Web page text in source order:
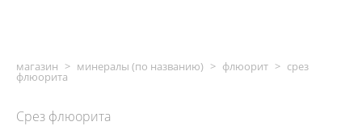
магазин > минералы (по названию) > флюорит > срез
флюорита
Срез флюорита